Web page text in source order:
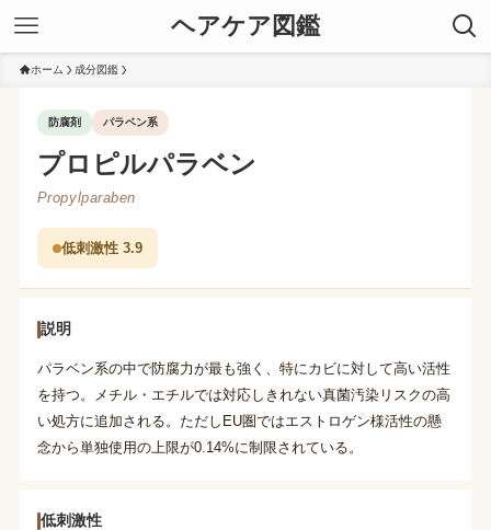
ヘアケア図鑑
ホーム 成分図鑑
防腐剤 パラベン系
プロピルパラベン
Propylparaben
低刺激性 3.9
説明
パラベン系の中で防腐力が最も強く、特にカビに対して高い活性
を持つ。メチル・エチルでは対応しきれない真菌汚染リスクの高
い処方に追加される。ただしEU圏ではエストロゲン様活性の懸
念から単独使用の上限が0.14%に制限されている。
低刺激性